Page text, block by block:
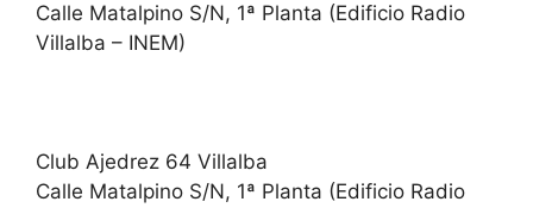
Calle Matalpino S/N, 1ª Planta (Edificio Radio
Villalba – INEM)
Club Ajedrez 64 Villalba
Calle Matalpino S/N, 1ª Planta (Edificio Radio